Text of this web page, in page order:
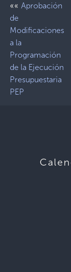
«« Aprobación
de
Modificaciones
a la
Programación
de la Ejecución
Presupuestaria
PEP